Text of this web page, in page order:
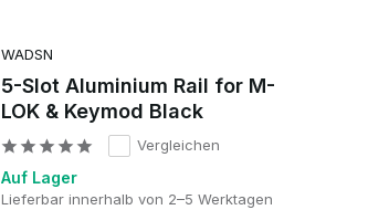
WADSN
5-Slot Aluminium Rail for M-
LOK & Keymod Black
Vergleichen
Auf Lager
Lieferbar innerhalb von 2–5 Werktagen